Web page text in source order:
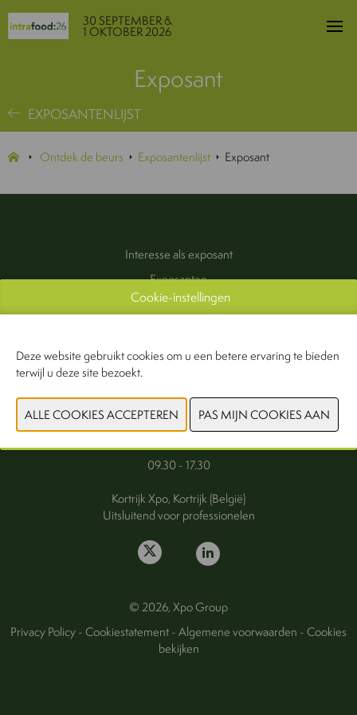
30 SEPTEMBER &
1 OKTOBER 2026
Exposant
EXPOSANTENLIJST
Ontdek de beurs Exposantenlijst Exposant
Interesse als exposant
Exposanten
Praktische informatie
Contact
Woensdag 30 september 2026
Donderdag 1 oktober 2026
09.30 - 17.30
Kortrijk Xpo, Kortrijk (België)
Uitsluitend voor professionelen
© 2026, Xpo Group
Privacy Policy-Cookiestatement-Algemene voorwaarden -Cookies
bekijken
Cookie-instellingen
Deze website gebruikt cookies om u een betere ervaring te bieden
terwijl u deze site bezoekt.